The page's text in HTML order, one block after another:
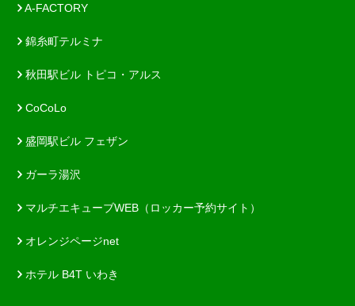
A-FACTORY
錦糸町テルミナ
秋田駅ビル トピコ・アルス
CoCoLo
盛岡駅ビル フェザン
ガーラ湯沢
マルチエキューブWEB（ロッカー予約サイト）
オレンジページnet
ホテル B4T いわき